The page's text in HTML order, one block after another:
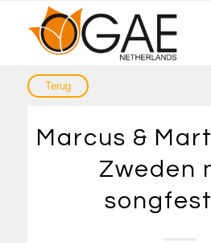
Marcus &
Zweden